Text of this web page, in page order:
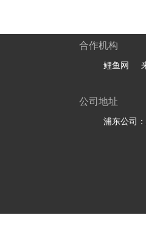
合作机构
鲤鱼网
公司地址
浦东公司